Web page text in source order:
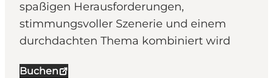
spaßigen Herausforderungen,
stimmungsvoller Szenerie und einem
durchdachten Thema kombiniert wird
Buchen